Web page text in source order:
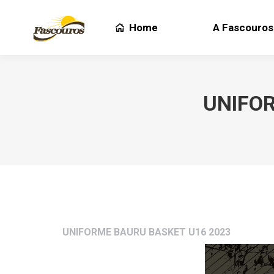
Home A Fascouros
UNIFORME BAURU BASKET U16 2023